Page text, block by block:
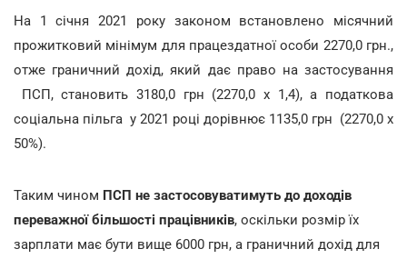
На 1 січня 2021 року законом встановлено місячний
прожитковий мінімум для працездатної особи 2270,0 грн.,
отже граничний дохід, який дає право на застосування
ПСП, становить 3180,0 грн (2270,0 х 1,4), а податкова
соціальна пільга у 2021 році дорівнює 1135,0 грн (2270,0 х
50%).
Таким чином ПСП не застосовуватимуть до доходів
переважної більшості працівників, оскільки розмір їх
зарплати має бути вище 6000 грн, а граничний дохід для